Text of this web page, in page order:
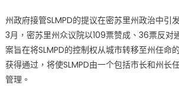
管
市
警
局
权
州政府接管SLMPD的提议在密苏里州政治中引
3月，密苏里州众议院以109票赞成、36票反对
案旨在将SLMPD的控制权从城市转移至州任命
获得通过，将使SLMPD由一个包括市长和州长
管理。